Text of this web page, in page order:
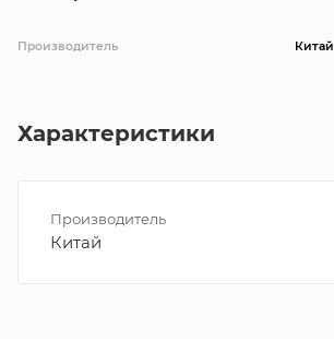
Производитель Китай
Характеристики
Производитель
Китай